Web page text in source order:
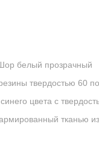
белый прозрачный
твердостью 60 по
цвета с
тканью из